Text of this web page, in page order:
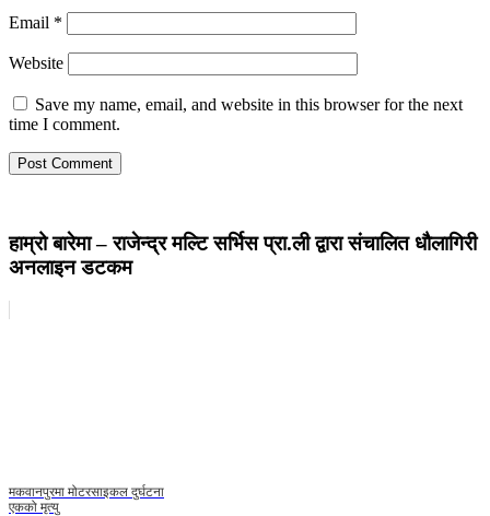
Email *
Website
Save my name, email, and website in this browser for the next
time I comment.
हाम्रो बारेमा – राजेन्द्र मल्टि सर्भिस प्रा.ली द्वारा संचालित धौलागिरी
अनलाइन डटकम
मकवानपुरमा मोटरसाइकल दुर्घटना
एकको मृत्यु